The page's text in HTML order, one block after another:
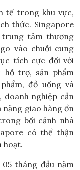
tế trong khu vực,
thức. Singapore
tâm thương
vào chuỗi cung
tích cực đối với
hỗ trợ, sản phẩm
đồ uống và
doanh nghiệp cần
giao hàng ổn
bối cảnh nhà
có thể thận
hoạt.
tháng đầu năm